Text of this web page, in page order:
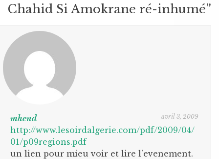
Chahid Si Amokrane ré-inhumé”
mhend avril 3, 2009
http://www.lesoirdalgerie.com/pdf/2009/04/
01/p09regions.pdf
un lien pour mieu voir et lire l’evenement.